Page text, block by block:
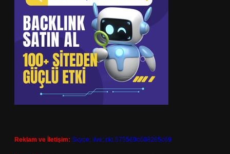
Reklam ve İletişim: Skype: live:.cid.575569c608265c69